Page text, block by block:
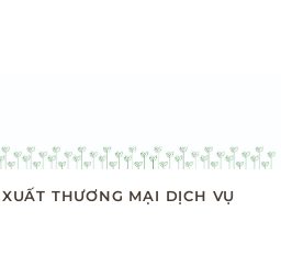
THƯƠNG MẠI DỊCH VỤ